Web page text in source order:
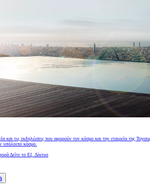
και τις εκδηλώσεις που αφορούν τον κόσμο και την εταιρεία της Toyota
υπόλοιπο κόσμο.
Δείτε το Εξ. Δίκτυο